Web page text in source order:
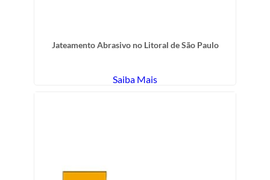
Jateamento Abrasivo no Litoral de São Paulo
Saiba Mais